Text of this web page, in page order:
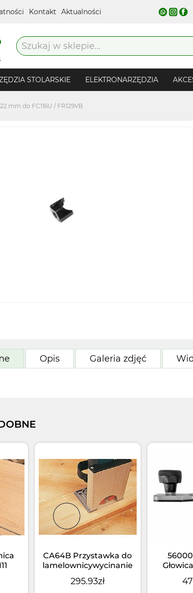
Kontakt Aktualności
STOLARSKIE ELEKTRONARZĘDZIA
mm do FC116U / FR129VB
Opis Galeria zdjęć
CA64B Przystawka do
lamelownicywycinanie
295.93zł